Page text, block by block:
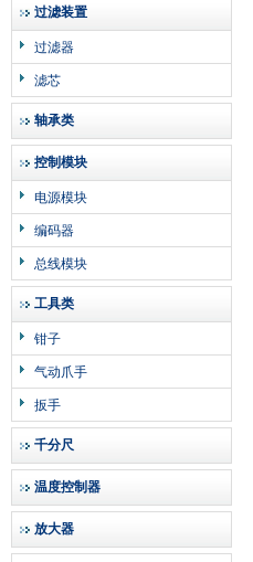
过滤装置
过滤器
滤芯
轴承类
控制模块
电源模块
编码器
总线模块
工具类
钳子
气动爪手
扳手
千分尺
温度控制器
放大器